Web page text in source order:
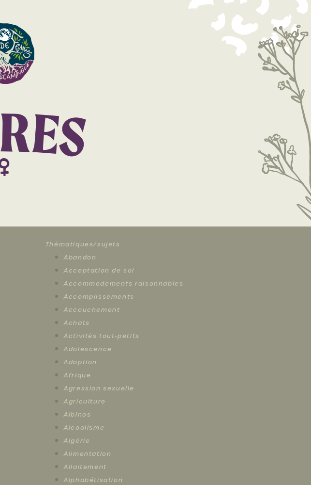
RES
Thématiques/sujets
Abandon
Acceptation de soi
Accommodements raisonnables
Accomplissements
Accouchement
Achats
Activités tout-petits
Adolescence
Adoption
Afrique
Agression sexuelle
Agriculture
Albinos
Alcoolisme
Algérie
Alimentation
Allaitement
Alphabétisation